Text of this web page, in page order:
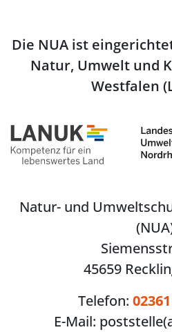
Die NUA ist
Natur, Umwelt und
Westfalen
Natur- und
45659
Telefon:
E-Mail: